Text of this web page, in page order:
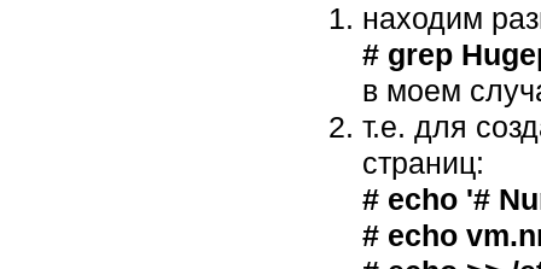
находим
# grep
в моем
т.е. для
страниц:
# echo '#
# echo